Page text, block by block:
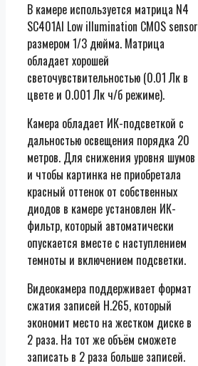
В камере используется матрица N4
SC401Al Low illumination CMOS sensor
размером 1/3 дюйма. Матрица
обладает хорошей
светочувствительностью (0.01 Лк в
цвете и 0.001 Лк ч/б режиме).
Камера обладает ИК-подсветкой с
дальностью освещения порядка 20
метров. Для снижения уровня шумов
и чтобы картинка не приобретала
красный оттенок от собственных
диодов в камере установлен ИК-
фильтр, который автоматически
опускается вместе с наступлением
темноты и включением подсветки.
Видеокамера поддерживает формат
сжатия записей H.265, который
экономит место на жестком диске в
2 раза. На тот же объём сможете
записать в 2 раза больше записей.